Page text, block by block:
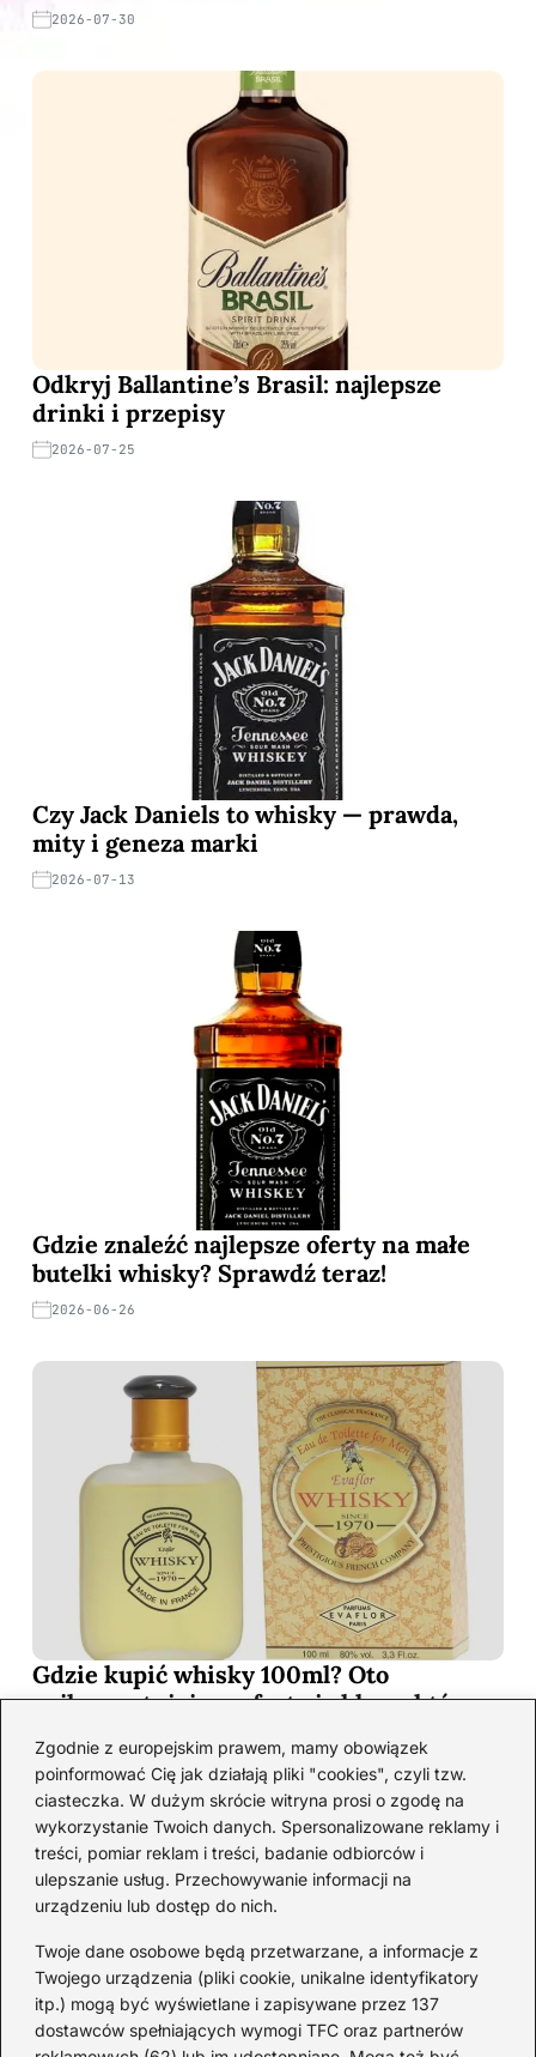
Zgodnie z europejskim prawem, mamy obowiązek
poinformować Cię jak działają pliki "cookies", czyli tzw.
ciasteczka. W dużym skrócie witryna prosi o zgodę na
wykorzystanie Twoich danych. Spersonalizowane reklamy i
treści, pomiar reklam i treści, badanie odbiorców i
ulepszanie usług. Przechowywanie informacji na
urządzeniu lub dostęp do nich.
Twoje dane osobowe będą przetwarzane, a informacje z
Twojego urządzenia (pliki cookie, unikalne identyfikatory
itp.) mogą być wyświetlane i zapisywane przez 137
dostawców spełniających wymogi TFC oraz partnerów
2026-07-30
Odkryj Ballantine’s Brasil: najlepsze
drinki i przepisy
2026-07-25
Czy Jack Daniels to whisky — prawda,
mity i geneza marki
2026-07-13
Gdzie znaleźć najlepsze oferty na małe
butelki whisky? Sprawdź teraz!
2026-06-26
Gdzie kupić whisky 100ml? Oto
najkorzystniejsze oferty i sklepy, które
2026-06-26
Kategorie
Koktajle(128)
Likier (10)
Piwo(28)
Porady(66)
Przekąski(36)